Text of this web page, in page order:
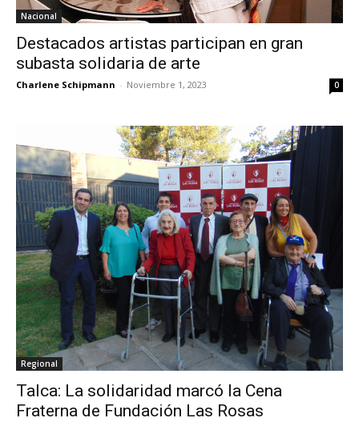
Nacional
Destacados artistas participan en gran
subasta solidaria de arte
Charlene Schipmann - Noviembre 1, 2023 0
Regional
Talca: La solidaridad marcó la Cena
Fraterna de Fundación Las Rosas